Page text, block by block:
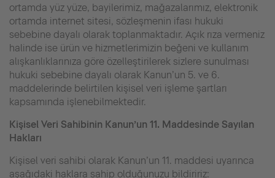
ortamda yüz yüze, bayilerimiz, mağazalarımız, elektronik
ortamda internet sitesi, sözleşmenin ifası hukuki
sebebine dayalı olarak toplanmaktadır. Açık rıza vermeniz
halinde ise ürün ve hizmetlerimizin beğeni ve kullanım
alışkanlıklarınıza göre özelleştirilerek sizlere sunulması
hukuki sebebine dayalı olarak Kanun’un 5. ve 6.
maddelerinde belirtilen kişisel veri işleme şartları
kapsamında işlenebilmektedir.
Kişisel Veri Sahibinin Kanun’un 11. Maddesinde Sayılan
Hakları
Kişisel veri sahibi olarak Kanun’un 11. maddesi uyarınca
aşağıdaki haklara sahip olduğunuzu bildiririz: